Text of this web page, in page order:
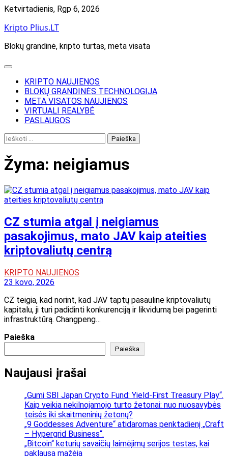
Skip
content
Ketvirtadienis, Rgp 6, 2026
Kripto Plius.LT
Blokų grandinė, kripto turtas, meta visata
KRIPTO NAUJIENOS
BLOKŲ GRANDINĖS TECHNOLOGIJA
META VISATOS NAUJIENOS
VIRTUALI REALYBĖ
PASLAUGOS
Ieškoti:
Žyma: neigiamus
CZ stumia atgal į neigiamus
pasakojimus, mato JAV kaip ateities
kriptovaliutų centrą
KRIPTO NAUJIENOS
23 kovo, 2026
CZ teigia, kad norint, kad JAV taptų pasauline kriptovaliutų
kapitalu, ji turi padidinti konkurenciją ir likvidumą bei pagerinti
infrastruktūrą. Changpeng…
Paieška
Paieška
Naujausi įrašai
„Gumi SBI Japan Crypto Fund: Yield-First Treasury Play“.
Kaip veikia nekilnojamojo turto žetonai: nuo nuosavybės
teisės iki skaitmeninių žetonų?
„9 Goddesses Adventure“ atidaromas penktadienį „Craft
– Hypergrid Business“.
„Bitcoin“ keturių savaičių laimėjimų serijos testas, kai
paklausa mažėja